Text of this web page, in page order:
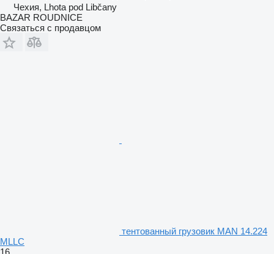
Чехия, Lhota pod Libčany
BAZAR ROUDNICE
Связаться с продавцом
тентованный грузовик MAN 14.224
MLLC
16